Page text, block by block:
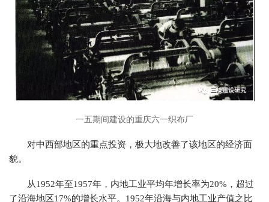
一五期间建设的重庆六一织布厂
对中西部地区的重点投资，极大地改善了该地区的经济面
貌。
从1952年至1957年，内地工业平均年增长率为20%，超过
了沿海地区17%的增长水平。1952年沿海与内地工业产值之比